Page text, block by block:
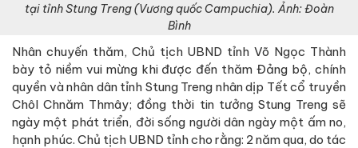
tại tỉnh Stung Treng (Vương quốc Campuchia). Ảnh: Đoàn
Bình
Nhân chuyến thăm, Chủ tịch UBND tỉnh Võ Ngọc Thành
bày tỏ niềm vui mừng khi được đến thăm Đảng bộ, chính
quyền và nhân dân tỉnh Stung Treng nhân dịp Tết cổ truyền
Chôl Chnăm Thmây; đồng thời tin tưởng Stung Treng sẽ
ngày một phát triển, đời sống người dân ngày một ấm no,
hạnh phúc. Chủ tịch UBND tỉnh cho rằng: 2 năm qua, do tác